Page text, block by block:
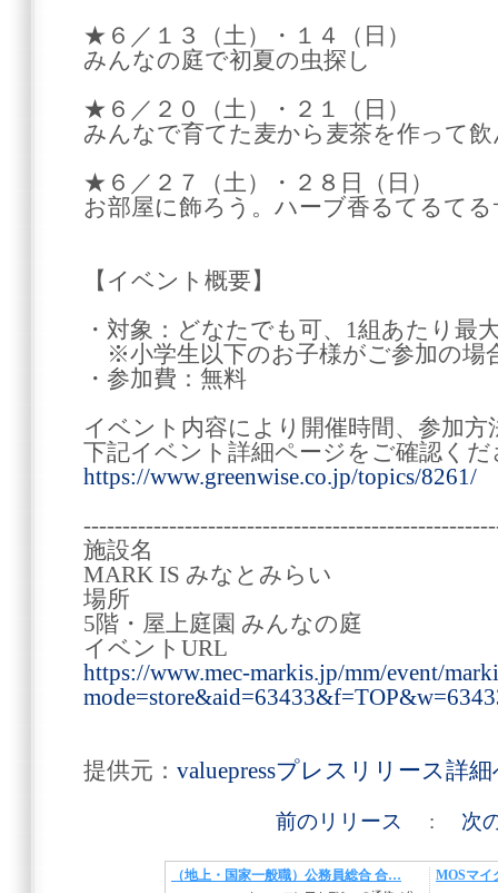
★６／１３（土）・１４（日）
みんなの庭で初夏の虫探し
★６／２０（土）・２１（日）
みんなで育てた麦から麦茶を作って
★６／２７（土）・２８日（日）
お部屋に飾ろう。ハーブ香るてるて
【イベント概要】
・対象：どなたでも可、1組あたり最
※小学生以下のお子様がご参加の場
・参加費：無料
イベント内容により開催時間、参加
下記イベント詳細ページをご確認くだ
https://www.greenwise.co.jp/topics/8261/
施設名
MARK IS みなとみらい
場所
5階・屋上庭園 みんなの庭
イベントURL
https://www.mec-markis.jp/mm/event/
提供元： valuepressプレスリリース詳
前のリリース : 次